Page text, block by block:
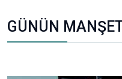
GÜNÜN